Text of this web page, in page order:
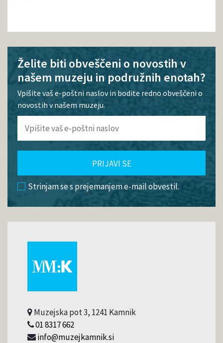
Želite biti obveščeni o novostih v
našem muzeju in podružnih enotah?
Vpišite vaš e-poštni naslov in bodite redno obveščeni o
novostih v našem muzeju.
PRIJAVI SE
Strinjam se s prejemanjem e-mail obvestil.
Muzejska pot 3, 1241 Kamnik
01 8317 662
info@muzejkamnik.si